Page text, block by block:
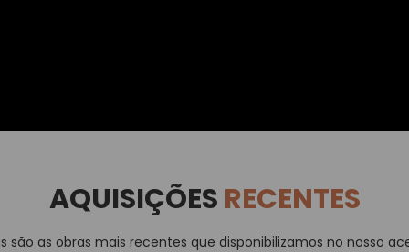
AQUISIÇÕES RECENTES
são as obras mais recentes que disponibilizamos no nosso